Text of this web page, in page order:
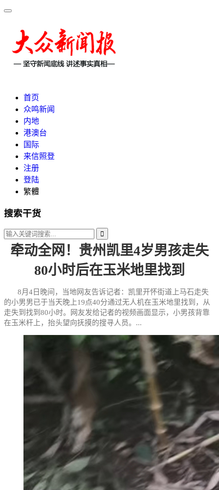
首页
众鸣新闻
内地
港澳台
国际
来信照登
注册
登陆
繁體
搜索干货
牵动全网！贵州凯里4岁男孩走失
80小时后在玉米地里找到
8月4日晚间，当地网友告诉记者：凯里开怀街道上马石走失
的小男男已于当天晚上19点40分通过无人机在玉米地里找到，从
走失到找到80小时。网友发给记者的视频画面显示，小男孩背靠
在玉米杆上，抬头望向抚摸的搜寻人员。...